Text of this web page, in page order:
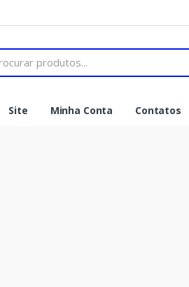
Site Minha Conta Contatos